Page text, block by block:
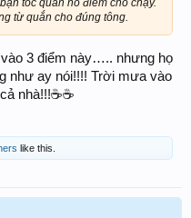
tóc quắn nó điếm chó chạy.
từ quắn cho đúng tông.
3 điểm này….. nhưng họ
như ay nói!!!! Trời mưa vào
nhà!!!☕️☕️
like this.